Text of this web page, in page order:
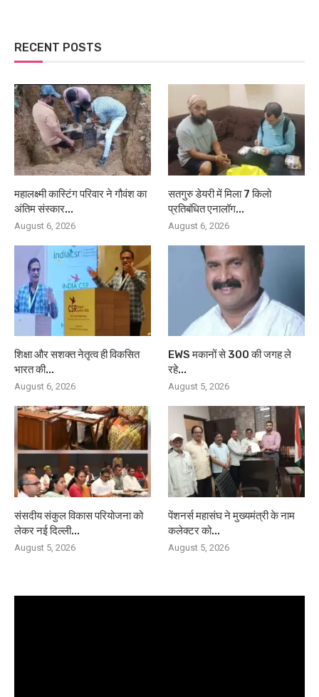
RECENT POSTS
महालक्ष्मी कास्टिंग परिवार ने गौवंश का
अंतिम संस्कार...
August 6, 2026
सतगुरु डेयरी में मिला 7 किलो
प्रतिबंधित एनालॉग...
August 6, 2026
शिक्षा और सशक्त नेतृत्व ही विकसित
भारत की...
August 6, 2026
EWS मकानों से 300 की जगह ले
रहे...
August 5, 2026
संसदीय संकुल विकास परियोजना को
लेकर नई दिल्ली...
August 5, 2026
पेंशनर्स महासंघ ने मुख्यमंत्री के नाम
कलेक्टर को...
August 5, 2026